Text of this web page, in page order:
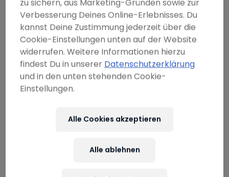
Werde Teil unserer Flying Bulls Familie und erlebe
die faszinierende Luftfahrtwelt von Red Bull. Als
Mitarbeiter im Warehouse and Purchasing
Department bringst du dein Fachwissen und
deine Fähigkeiten in die Instandhaltung unserer
Flotte ein.
Bearbeite eingehende Materialien,
Inventuren durch. Pflege alle Dokumentationen im
zu sichern, aus Marketing-Gründen sowie zur
Verbesserung Deines Online-Erlebnisses. Du
kannst Deine Zustimmung jederzeit über die
Cookie-Einstellungen unten auf der Website
widerrufen. Weitere Informationen hierzu
findest Du in unserer Datenschutzerklärung
und in den unten stehenden Cookie-
Einstellungen.
Alle ablehnen
Alle Cookies akzeptieren